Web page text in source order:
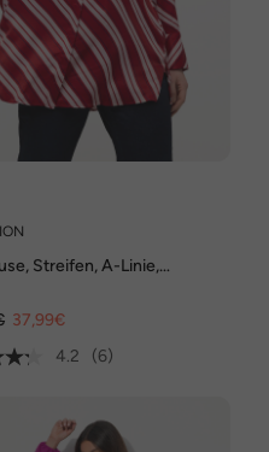
Streifen, A-Linie,
Langarm
37,99€
4.2
(6)